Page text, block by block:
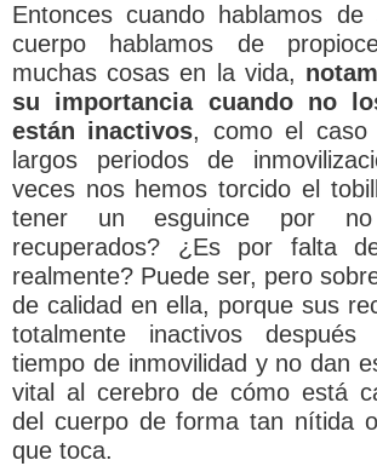
Entonces cuando hablamos de
cuerpo hablamos de
muchas cosas en la vida,
su importancia cuando no
están inactivos, como el caso
largos periodos de
veces nos hemos torcido el
tener un esguince por
recuperados? ¿Es por falta
realmente? Puede ser, pero
de calidad en ella, porque sus
totalmente inactivos
tiempo de inmovilidad y no dan
vital al cerebro de cómo está
del cuerpo de forma tan nítida
que toca.